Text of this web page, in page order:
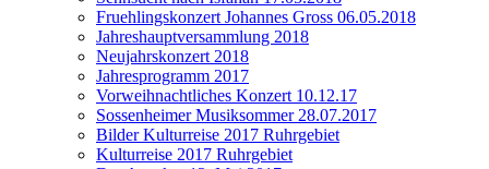
Fruehlingskonzert Johannes Gross 06.05.2018
Jahreshauptversammlung 2018
Neujahrskonzert 2018
Jahresprogramm 2017
Vorweihnachtliches Konzert 10.12.17
Sossenheimer Musiksommer 28.07.2017
Bilder Kulturreise 2017 Ruhrgebiet
Kulturreise 2017 Ruhrgebiet